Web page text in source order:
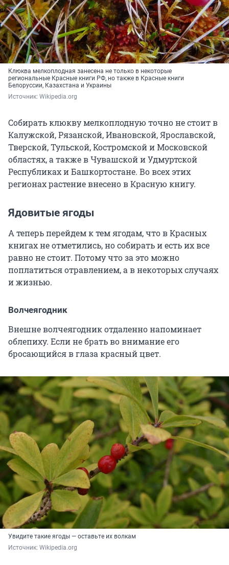
Клюква мелкоплодная занесена не только в некоторые
региональные Красные книги РФ, но также в Красные книги
Белоруссии, Казахстана и Украины
Источник: Wikipedia.org
Собирать клюкву мелкоплодную точно не стоит в
Калужской, Рязанской, Ивановской, Ярославской,
Тверской, Тульской, Костромской и Московской
областях, а также в Чувашской и Удмуртской
Республиках и Башкортостане. Во всех этих
регионах растение внесено в Красную книгу.
Ядовитые ягоды
А теперь перейдем к тем ягодам, что в Красных
книгах не отметились, но собирать и есть их все
равно не стоит. Потому что за это можно
поплатиться отравлением, а в некоторых случаях
и жизнью.
Волчеягодник
Внешне волчеягодник отдаленно напоминает
облепиху. Если не брать во внимание его
бросающийся в глаза красный цвет.
Увидите такие ягоды — оставьте их волкам
Источник: Wikipedia.org